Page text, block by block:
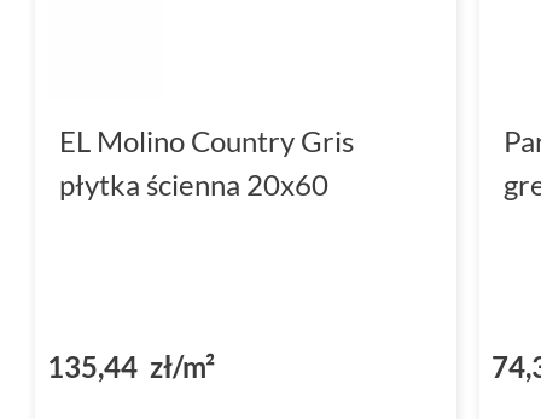
EL Molino Country Gris
płytka ścienna 20x60
135,44 zł/m²